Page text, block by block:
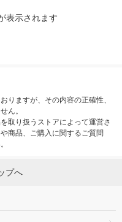
表示されます
りますが、その内容の正確性、
ん。
取り扱うストアによって運営さ
商品、ご購入に関するご質問
プへ